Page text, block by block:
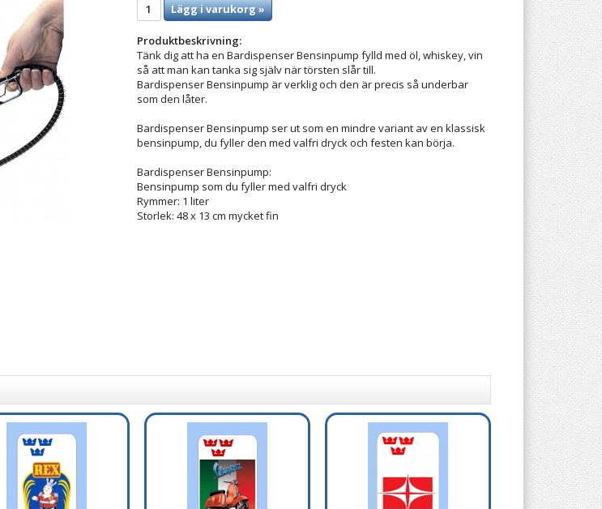
Lägg i varukorg »
Produktbeskrivning:
Tänk dig att ha en Bardispenser Bensinpump fylld med öl, whiskey, vin
så att man kan tanka sig själv när törsten slår till.
Bardispenser Bensinpump är verklig och den är precis så underbar
som den låter.
Bardispenser Bensinpump ser ut som en mindre variant av en klassisk
bensinpump, du fyller den med valfri dryck och festen kan börja.
Bardispenser Bensinpump:
Bensinpump som du fyller med valfri dryck
Rymmer: 1 liter
Storlek: 48 x 13 cm mycket fin